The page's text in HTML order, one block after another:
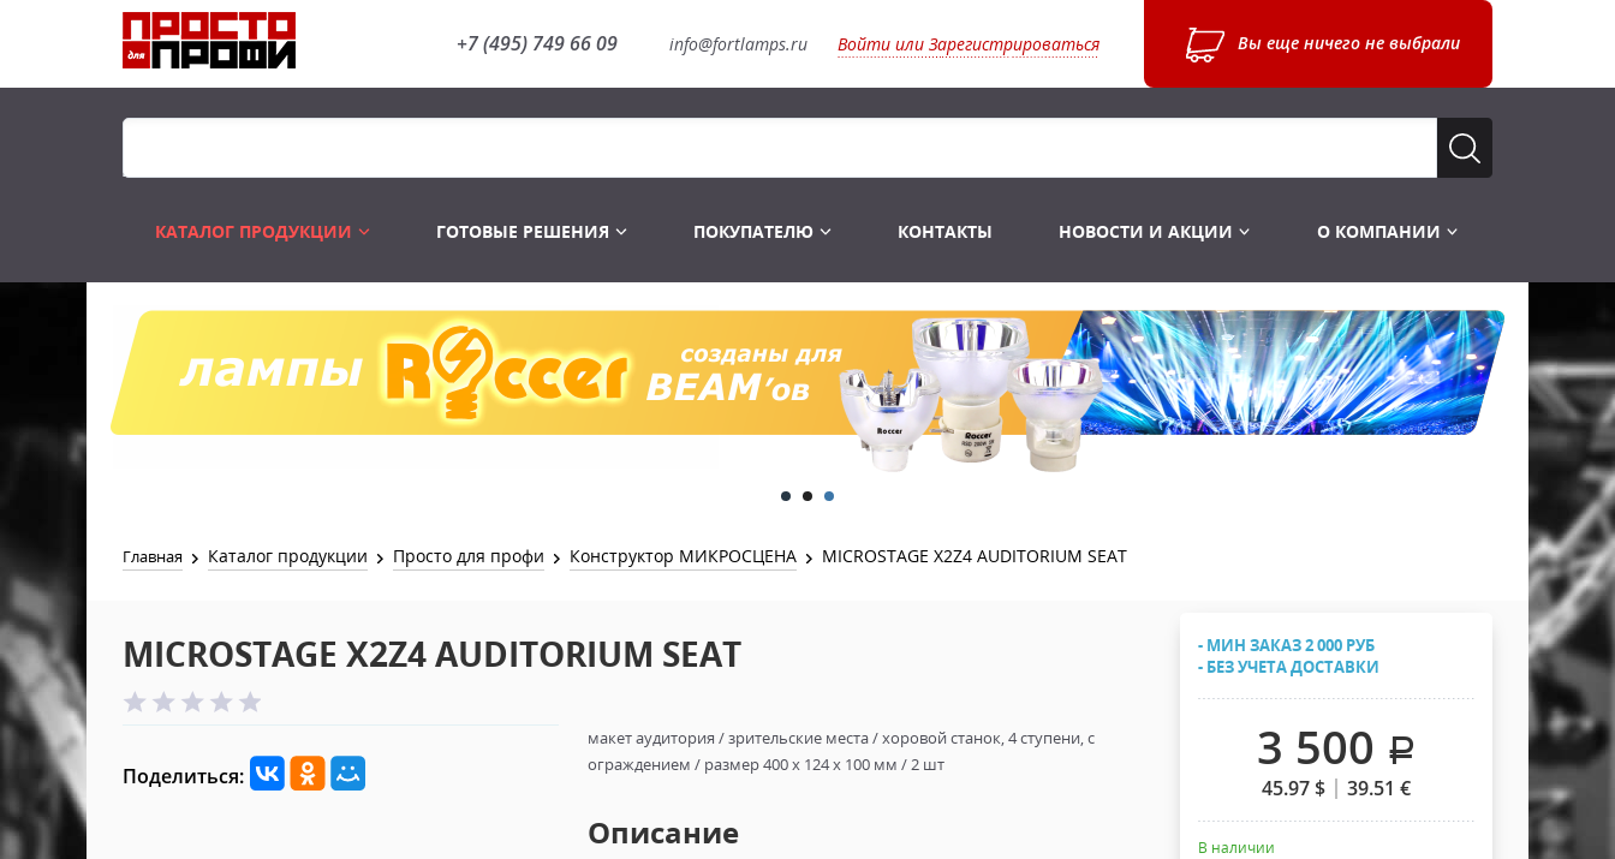
+7 (495) 749 66 09 info@fortlamps.ru Войти или Зарегистрироваться Вы еще ничего не выбрали
КАТАЛОГ ПРОДУКЦИИ
Распродажа
Лампы Винтаж Ретро Декор
Лампы галогенные 6-120 V
Лампы студийные 110-240 V
Лампы-фары PAR
Лампы для бассейна
Лампы газоразрядные
Лампы UV TUV HNS
Лампы видеопроекторные
Распродажа
Перчатки
Сумки и подсумки
Ремни и страховка
Инструменты
Готовые комплекты
Конструктор МИКРОСЦЕНА
Распродажа
Световое оборудование
Аксессуары для света
Лебёдки и Аксессуары
Защитные чехлы и Кейсы
Распродажа
2х канальные модули
Лежачий полицейский ИДН
ГОТОВЫЕ РЕШЕНИЯ ПОКУПАТЕЛЮ КОНТАКТЫ НОВОСТИ И АКЦИИ О КОМПАНИИ
Главная Каталог продукции Просто для профи Конструктор МИКРОСЦЕНА MICROSTAGE X2Z4 AUDITORIUM SEAT
MICROSTAGE X2Z4 AUDITORIUM SEAT
Поделиться:
макет аудитория / зрительские места / хоровой станок, 4 ступени, с
ограждением / размер 400 х 124 х 100 мм / 2 шт
Описание
- МИН ЗАКАЗ 2 000 РУБ
- БЕЗ УЧЕТА ДОСТАВКИ
3 500 .
45.97$ 39.51 €
В наличии